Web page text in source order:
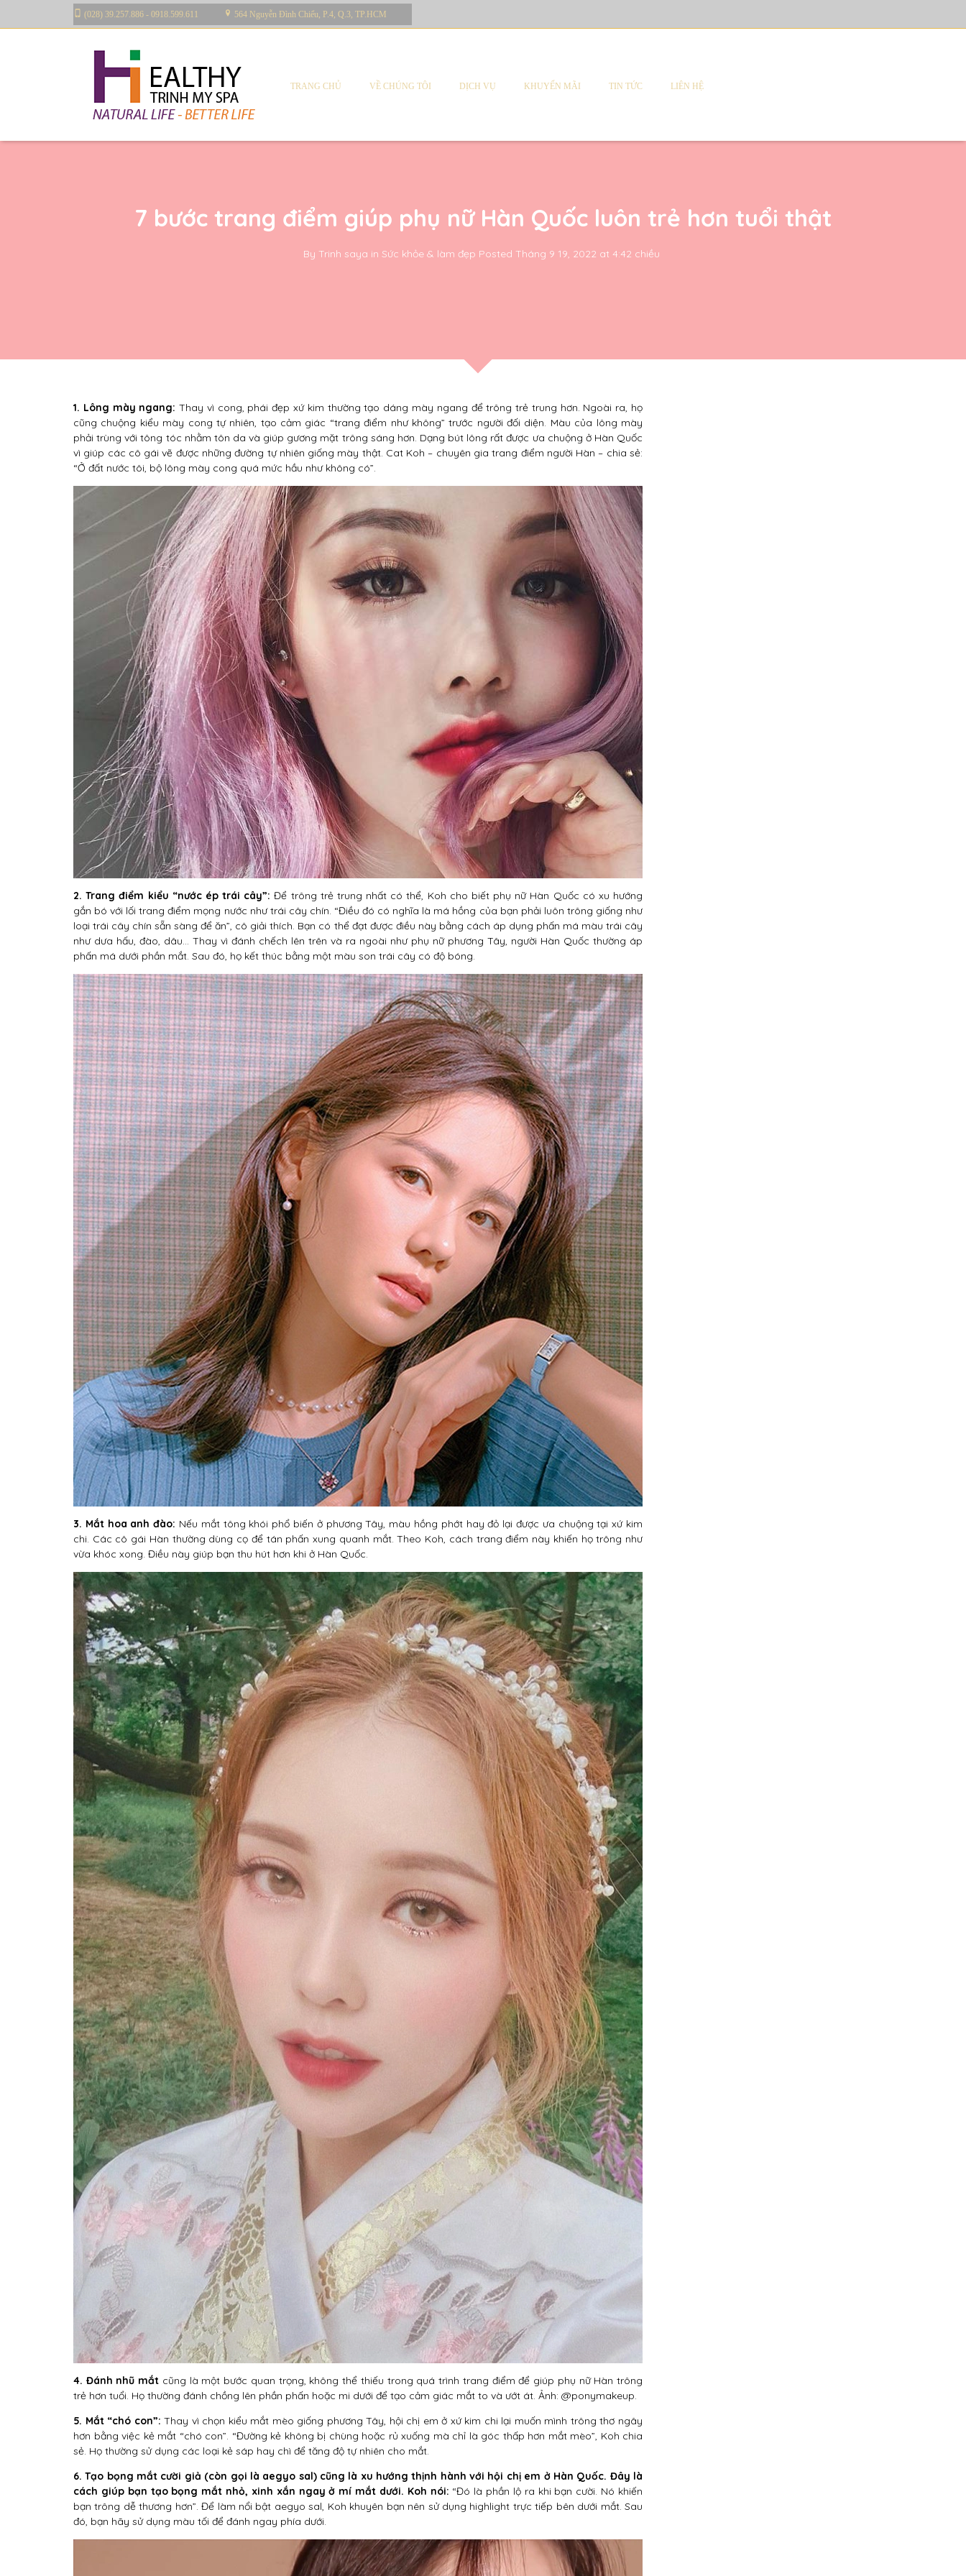
(028) 39.257.886 - 0918.599.611 564 Nguyễn Đình Chiểu, P.4, Q.3, TP.HCM
TRANG CHỦ VỀ CHÚNG TÔI DỊCH VỤ KHUYẾN MÃI TIN TỨC LIÊN HỆ
7 bước trang điểm giúp phụ nữ Hàn Quốc luôn trẻ hơn tuổi thật
By Trinh saya in Sức khỏe & làm đẹp Posted Tháng 9 19, 2022 at 4:42 chiều
1. Lông mày ngang:Thay vì cong, phái đẹp xứ kim thường tạo dáng mày ngang để trông trẻ trung hơn. Ngoài ra, họ
cũng chuộng kiểu mày cong tự nhiên, tạo cảm giác “trang điểm như không” trước người đối diện. Màu của lông mày
phải trùng với tông tóc nhằm tôn da và giúp gương mặt trông sáng hơn. Dạng bút lông rất được ưa chuộng ở Hàn Quốc
vì giúp các cô gái vẽ được những đường tự nhiên giống mày thật. Cat Koh – chuyên gia trang điểm người Hàn – chia sẻ:
“Ở đất nước tôi, bộ lông mày cong quá mức hầu như không có”.
2. Trang điểm kiểu “nước ép trái cây”: Để trông trẻ trung nhất có thể, Koh cho biết phụ nữ Hàn Quốc có xu hướng
gắn bó với lối trang điểm mọng nước như trái cây chín. “Điều đó có nghĩa là má hồng của bạn phải luôn trông giống như
loại trái cây chín sẵn sàng để ăn”, cô giải thích. Bạn có thể đạt được điều này bằng cách áp dụng phấn má màu trái cây
như dưa hấu, đào, dâu… Thay vì đánh chếch lên trên và ra ngoài như phụ nữ phương Tây, người Hàn Quốc thường áp
phấn má dưới phần mắt. Sau đó, họ kết thúc bằng một màu son trái cây có độ bóng.
3. Mắt hoa anh đào: Nếu mắt tông khói phổ biến ở phương Tây, màu hồng phớt hay đỏ lại được ưa chuộng tại xứ kim
chi. Các cô gái Hàn thường dùng cọ để tán phấn xung quanh mắt. Theo Koh, cách trang điểm này khiến họ trông như
vừa khóc xong. Điều này giúp bạn thu hút hơn khi ở Hàn Quốc.
4. Đánh nhũ mắt cũng là một bước quan trọng, không thể thiếu trong quá trình trang điểm để giúp phụ nữ Hàn trông
trẻ hơn tuổi. Họ thường đánh chồng lên phần phấn hoặc mi dưới để tạo cảm giác mắt to và ướt át. Ảnh: @ponymakeup.
5. Mắt “chó con”: Thay vì chọn kiểu mắt mèo giống phương Tây, hội chị em ở xứ kim chi lại muốn mình trông thơ ngây
hơn bằng việc kẻ mắt “chó con”. “Đường kẻ không bị chùng hoặc rủ xuống mà chỉ là góc thấp hơn mắt mèo”, Koh chia
sẻ. Họ thường sử dụng các loại kẻ sáp hay chì để tăng độ tự nhiên cho mắt.
6. Tạo bọng mắt cười giả (còn gọi là aegyo sal) cũng là xu hướng thịnh hành với hội chị em ở Hàn Quốc. Đây là
cách giúp bạn tạo bọng mắt nhỏ, xinh xắn ngay ở mí mắt dưới. Koh nói: “Đó là phần lộ ra khi bạn cười. Nó khiến
bạn trông dễ thương hơn”. Để làm nổi bật aegyo sal, Koh khuyên bạn nên sử dụng highlight trực tiếp bên dưới mắt. Sau
đó, bạn hãy sử dụng màu tối để đánh ngay phía dưới.